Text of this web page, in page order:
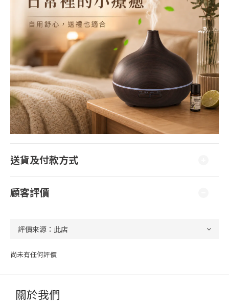
送貨及付款方式
顧客評價
尚未有任何評價
關於我們